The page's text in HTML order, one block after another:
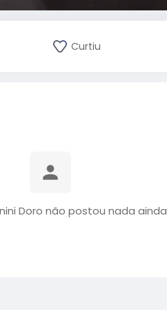
Curtiu
Doro não postou nada ainda